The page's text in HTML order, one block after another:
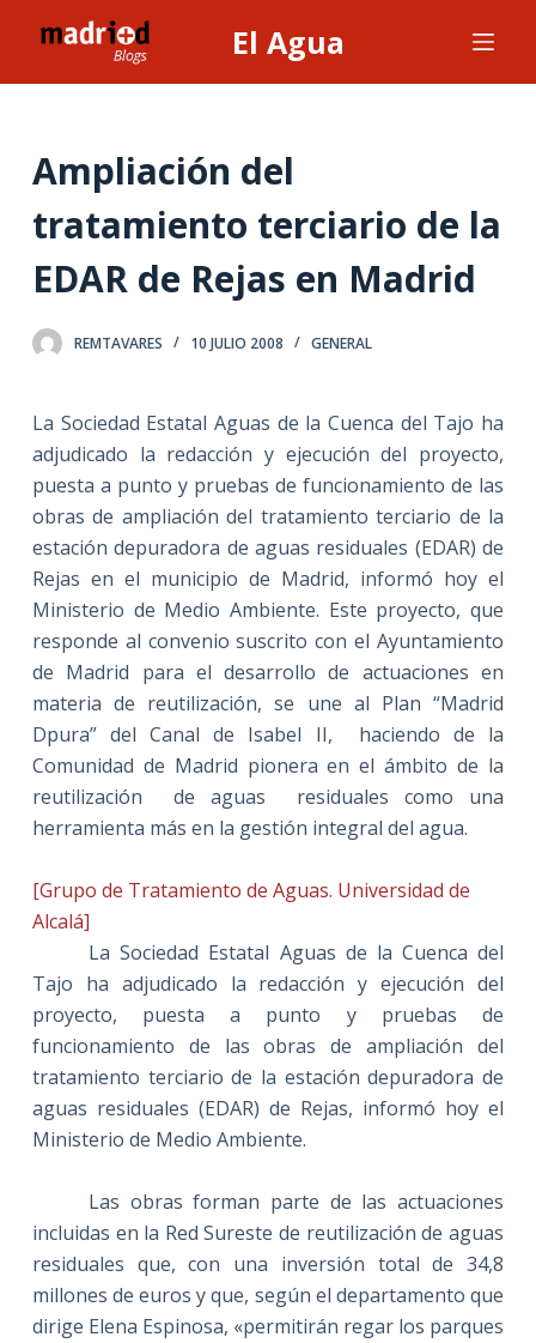
l
a
n
n
d
o
El Agua
Ampliación del
tratamiento terciario de la
EDAR de Rejas en Madrid
REMTAVARES 10 JULIO 2008 GENERAL
La Sociedad Estatal Aguas de la Cuenca del Tajo ha
adjudicado la redacción y ejecución del proyecto,
puesta a punto y pruebas de funcionamiento de las
obras de ampliación del tratamiento terciario de la
estación depuradora de aguas residuales (EDAR) de
Rejas en el municipio de Madrid, informó hoy el
Ministerio de Medio Ambiente. Este proyecto, que
responde al convenio suscrito con el Ayuntamiento
de Madrid para el desarrollo de actuaciones en
materia de reutilización, se une al Plan “Madrid
Dpura” del Canal de Isabel II,
haciendo de la
Comunidad de Madrid pionera en el ámbito de la
reutilización
de aguas
residuales como una
herramienta más en la gestión integral del agua.
[Grupo de Tratamiento de Aguas. Universidad de
Alcalá]
La Sociedad Estatal Aguas de la Cuenca del
Tajo ha adjudicado la redacción y ejecución del
proyecto, puesta a punto y pruebas de
funcionamiento de las obras de ampliación del
tratamiento terciario de la estación depuradora de
aguas residuales (EDAR) de Rejas, informó hoy el
Ministerio de Medio Ambiente.
Las obras forman parte de las actuaciones
incluidas en la Red Sureste de reutilización de aguas
residuales que, con una inversión total de 34,8
millones de euros y que, según el departamento que
dirige Elena Espinosa, «permitirán regar los parques